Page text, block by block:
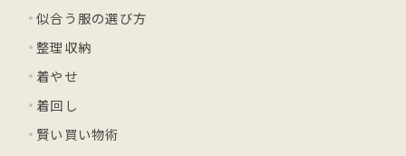
似合う服の選び方
整理収納
着やせ
着回し
賢い買い物術